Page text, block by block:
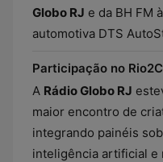
Globo RJ e da BH FM
automotiva DTS
Participação no
A Rádio Globo RJ
maior encontro de
integrando painéis
inteligência artificial e